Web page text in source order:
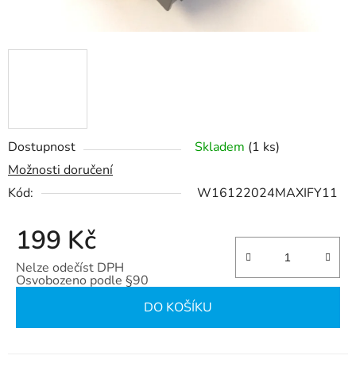
Dostupnost Skladem (1 ks)
Možnosti doručení
Kód:
W16122024MAXIFY11
199 Kč
Nelze odečíst DPH
Osvobozeno podle §90
DO KOŠÍKU